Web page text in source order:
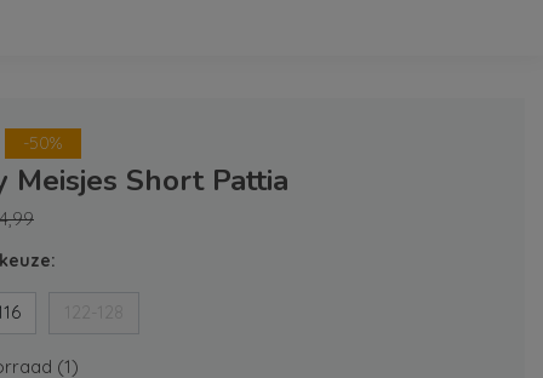
-50%
Meisjes Short Pattia
(1)